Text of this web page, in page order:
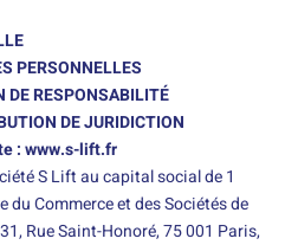
PERSONNELLES
DE RESPONSABILITÉ
DE JURIDICTION
: www.s-lift.fr
S Lift au capital social de 1
Commerce et des Sociétés de
Rue Saint-Honoré, 75 001 Paris,